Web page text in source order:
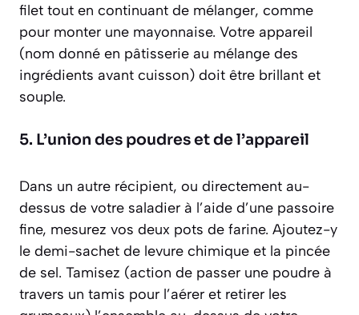
filet tout en continuant de mélanger, comme
pour monter une mayonnaise. Votre appareil
(nom donné en pâtisserie au mélange des
ingrédients avant cuisson) doit être brillant et
souple.
5. L’union des poudres et de l’appareil
Dans un autre récipient, ou directement au-
dessus de votre saladier à l’aide d’une passoire
fine, mesurez vos deux pots de farine. Ajoutez-y
le demi-sachet de levure chimique et la pincée
de sel. Tamisez (action de passer une poudre à
travers un tamis pour l’aérer et retirer les